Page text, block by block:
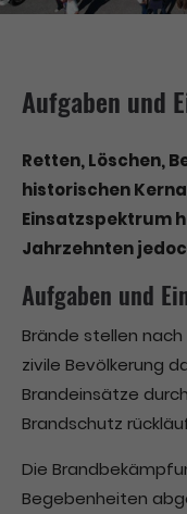
Aufgaben und
Retten, Löschen,
historischen
Einsatzspektrum
Jahrzehnten
Aufgaben und
Brände stellen
zivile Bevölkerung
Brandeinsätze
Brandschutz
Die
Begebenheiten